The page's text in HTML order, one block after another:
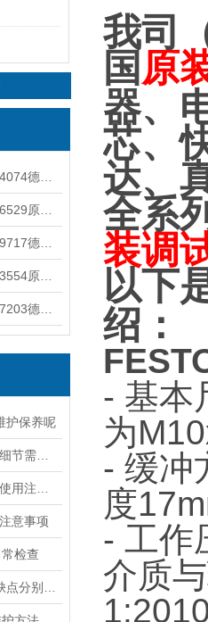
护保养呢
意事项
检查
我司
国 原
器、
芯、
达、
全系
装调
以下
绍：
- 基本
为
- 缓冲
度
- 工作
介质